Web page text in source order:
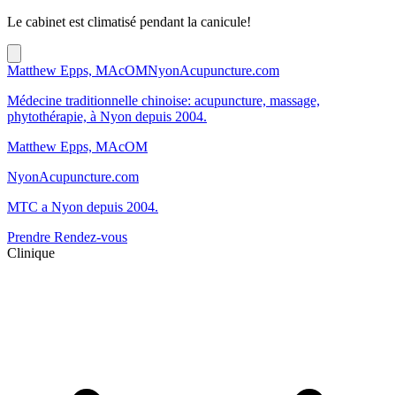
Le cabinet est climatisé pendant la canicule!
Matthew Epps, MAcOMNyonAcupuncture.com
Médecine traditionnelle chinoise: acupuncture, massage,
phytothérapie, à Nyon depuis 2004.
Matthew Epps, MAcOM
NyonAcupuncture.com
MTC a Nyon depuis 2004.
Prendre Rendez-vous
Clinique